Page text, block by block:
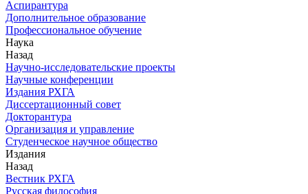
Аспирантура
Дополнительное образование
Профессиональное обучение
Наука
Назад
Научно-исследовательские проекты
Научные конференции
Издания РХГА
Диссертационный совет
Докторантура
Организация и управление
Студенческое научное общество
Издания
Назад
Вестник РХГА
Русская философия